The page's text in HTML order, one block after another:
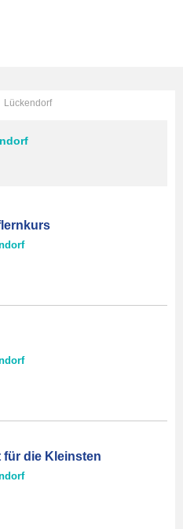
Lückendorf
die Kleinsten